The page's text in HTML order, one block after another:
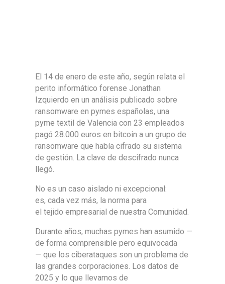
El 14 de enero de este año, según relata el
perito informático forense Jonathan
Izquierdo en un análisis publicado sobre
ransomware en pymes españolas, una
pyme textil de Valencia con 23 empleados
pagó 28.000 euros en bitcoin a un grupo de
ransomware que había cifrado su sistema
de gestión. La clave de descifrado nunca
llegó.
No es un caso aislado ni excepcional:
es, cada vez más, la norma para
el tejido empresarial de nuestra Comunidad.
Durante años, muchas pymes han asumido —
de forma comprensible pero equivocada
— que los ciberataques son un problema de
las grandes corporaciones. Los datos de
2025 y lo que llevamos de